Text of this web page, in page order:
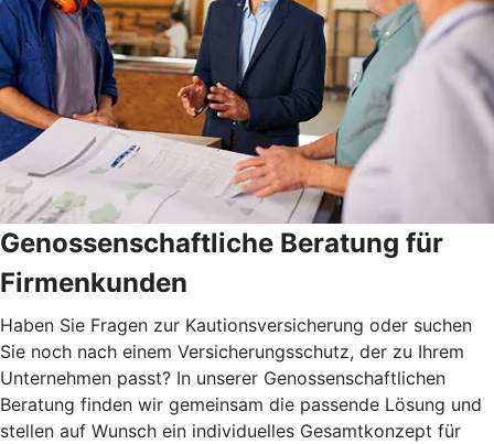
Genossenschaftliche Beratung für
Firmenkunden
Haben Sie Fragen zur Kautionsversicherung oder suchen
Sie noch nach einem Versicherungsschutz, der zu Ihrem
Unternehmen passt? In unserer Genossenschaftlichen
Beratung finden wir gemeinsam die passende Lösung und
stellen auf Wunsch ein individuelles Gesamtkonzept für